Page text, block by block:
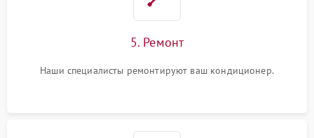
5. Ремонт
Наши специалисты ремонтируют ваш кондиционер.